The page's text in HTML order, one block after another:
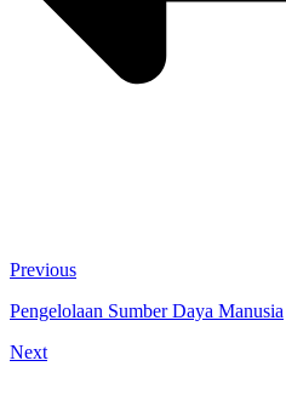
Previous
Pengelolaan Sumber Daya Manusia
Next